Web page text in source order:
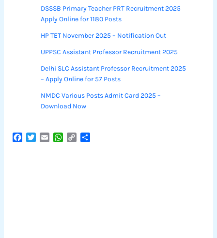
DSSSB Primary Teacher PRT Recruitment 2025
Apply Online for 1180 Posts
HP TET November 2025 – Notification Out
UPPSC Assistant Professor Recruitment 2025
Delhi SLC Assistant Professor Recruitment 2025
– Apply Online for 57 Posts
NMDC Various Posts Admit Card 2025 –
Download Now
W